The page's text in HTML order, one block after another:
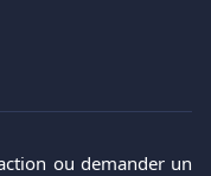
ou demander un